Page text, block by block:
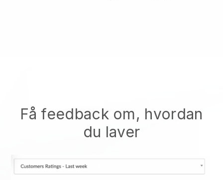
Få feedback om, hvordan
du laver